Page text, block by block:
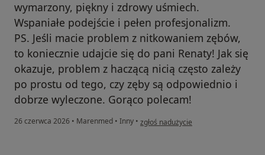
wymarzony, piękny i zdrowy uśmiech.
Wspaniałe podejście i pełen profesjonalizm.
PS. Jeśli macie problem z nitkowaniem zębów,
to koniecznie udajcie się do pani Renaty! Jak się
okazuje, problem z haczącą nicią często zależy
po prostu od tego, czy zęby są odpowiednio i
dobrze wyleczone. Gorąco polecam!
26 czerwca 2026 • Marenmed • Inny • w opinii użytkownika Patrycja
zgłoś nadużycie